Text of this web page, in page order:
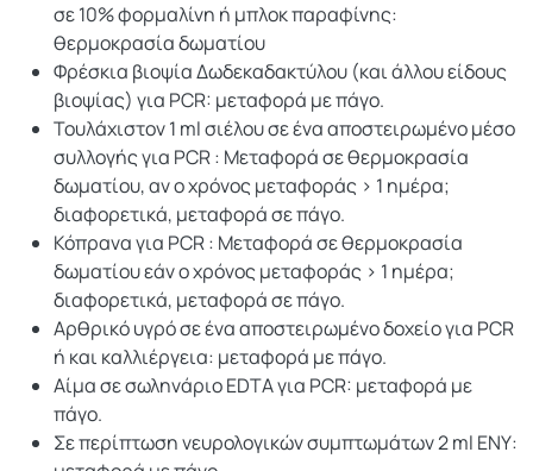
σε 10% φορμαλίνη ή μπλοκ παραφίνης:
θερμοκρασία δωματίου
Φρέσκια βιοψία Δωδεκαδακτύλου (και άλλου είδους
βιοψίας) για PCR: μεταφορά με πάγο.
Τουλάχιστον 1 ml σιέλου σε ένα αποστειρωμένο μέσο
συλλογής για PCR : Μεταφορά σε θερμοκρασία
δωματίου, αν ο χρόνος μεταφοράς > 1 ημέρα;
διαφορετικά, μεταφορά σε πάγο.
Κόπρανα για PCR : Μεταφορά σε θερμοκρασία
δωματίου εάν ο χρόνος μεταφοράς > 1 ημέρα;
διαφορετικά, μεταφορά σε πάγο.
Αρθρικό υγρό σε ένα αποστειρωμένο δοχείο για PCR
ή και καλλιέργεια: μεταφορά με πάγο.
Αίμα σε σωληνάριο EDTA για PCR: μεταφορά με
πάγο.
Σε περίπτωση νευρολογικών συμπτωμάτων 2 ml ΕΝΥ: